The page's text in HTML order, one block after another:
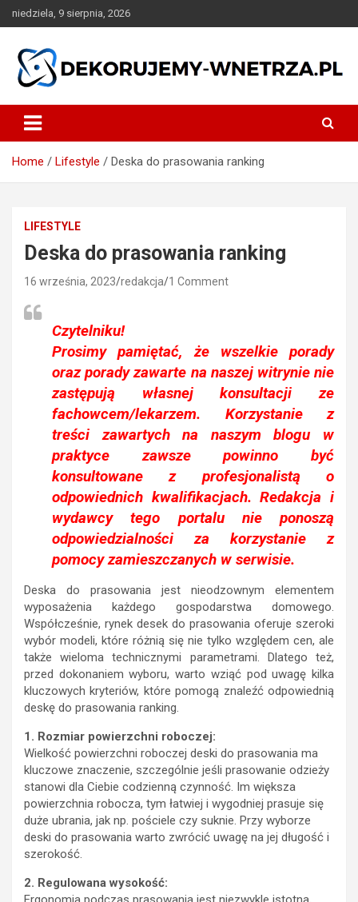
Skip
to
niedziela, 9 sierpnia, 2026
dekorujemy-wnetrza.pl
Home Lifestyle Deska do prasowania ranking
LIFESTYLE
Deska do prasowania ranking
16 września, 2023 redakcja 1 Comment
Czytelniku!
Prosimy pamiętać, że wszelkie porady
oraz porady zawarte na naszej witrynie nie
zastępują własnej konsultacji ze
fachowcem/lekarzem. Korzystanie z
treści zawartych na naszym blogu w
praktyce zawsze powinno być
konsultowane z profesjonalistą o
odpowiednich kwalifikacjach. Redakcja i
wydawcy tego portalu nie ponoszą
odpowiedzialności za korzystanie z
pomocy zamieszczanych w serwisie.
Deska do prasowania jest nieodzownym elementem
wyposażenia każdego gospodarstwa domowego.
Współcześnie, rynek desek do prasowania oferuje szeroki
wybór modeli, które różnią się nie tylko względem cen, ale
także wieloma technicznymi parametrami. Dlatego też,
przed dokonaniem wyboru, warto wziąć pod uwagę kilka
kluczowych kryteriów, które pomogą znaleźć odpowiednią
deskę do prasowania ranking.
1. Rozmiar powierzchni roboczej:
Wielkość powierzchni roboczej deski do prasowania ma
kluczowe znaczenie, szczególnie jeśli prasowanie odzieży
stanowi dla Ciebie codzienną czynność. Im większa
powierzchnia robocza, tym łatwiej i wygodniej prasuje się
duże ubrania, jak np. pościele czy suknie. Przy wyborze
deski do prasowania warto zwrócić uwagę na jej długość i
szerokość.
2. Regulowana wysokość: